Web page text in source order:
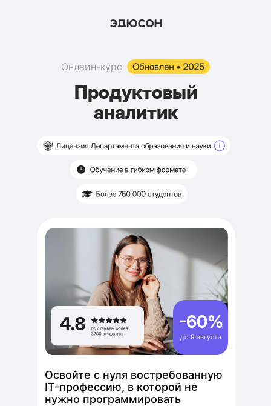
Онлайн-курс
Продуктовый
аналитик
-60%
до 9 августа
Освойте с нуля востребованную
IT-профессию, в которой не
нужно программировать